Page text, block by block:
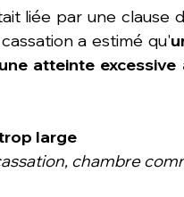
liée par une clause
a estimé qu'
atteinte
large
chambre